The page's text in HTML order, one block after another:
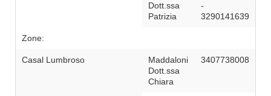
Dott.ssa
Patrizia
-
3290141639
Zone:
Casal Lumbroso
Maddaloni
Dott.ssa
Chiara
3407738008